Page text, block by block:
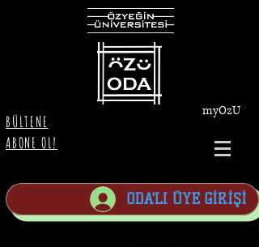
BÜLTENE
ABONE OL!
myOzU
ODA'LI ÜYE GİRİŞİ